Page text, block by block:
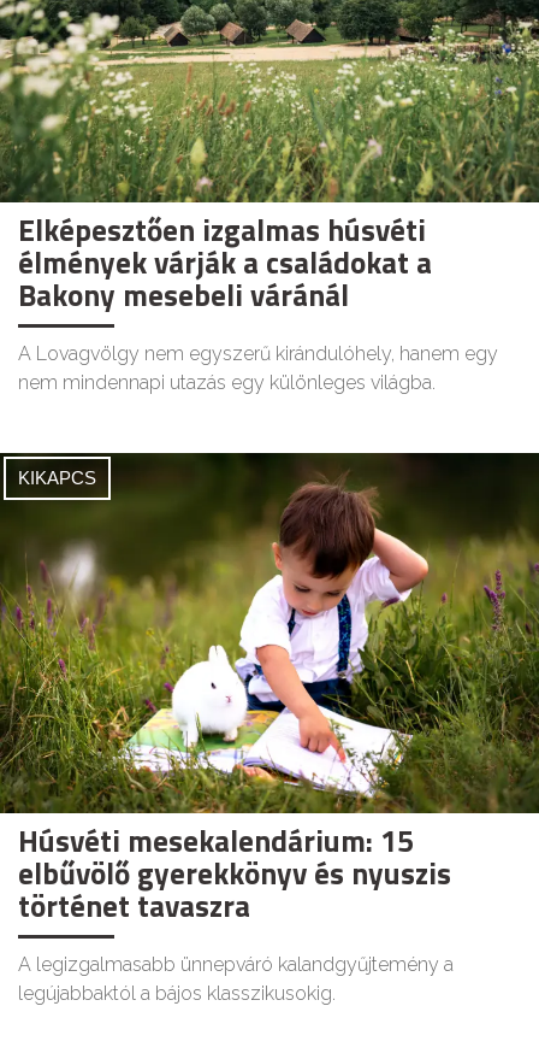
Elképesztően izgalmas húsvéti
élmények várják a családokat a
Bakony mesebeli váránál
A Lovagvölgy nem egyszerű kirándulóhely, hanem egy
nem mindennapi utazás egy különleges világba.
KIKAPCS
Húsvéti mesekalendárium: 15
elbűvölő gyerekkönyv és nyuszis
történet tavaszra
A legizgalmasabb ünnepváró kalandgyűjtemény a
legújabbaktól a bájos klasszikusokig.